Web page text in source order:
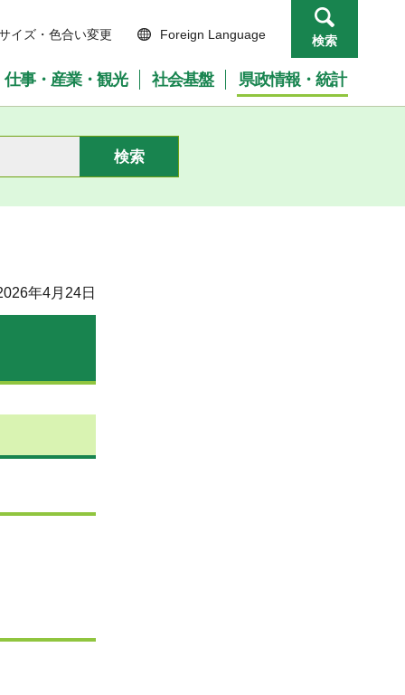
イズ・色合い変更 Foreign Language 検索
仕事・産業・観光 社会基盤 県政情報・統計
年4月24日